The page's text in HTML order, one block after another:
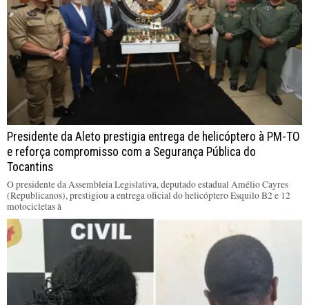
Presidente da Aleto prestigia entrega de helicóptero à PM-TO
e reforça compromisso com a Segurança Pública do
Tocantins
O presidente da Assembleia Legislativa, deputado estadual Amélio Cayres
(Republicanos), prestigiou a entrega oficial do helicóptero Esquilo B2 e 12
motocicletas à